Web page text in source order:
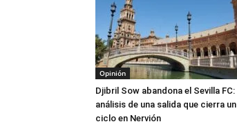
Opinión
Djibril Sow abandona el Sevilla FC:
análisis de una salida que cierra un
ciclo en Nervión